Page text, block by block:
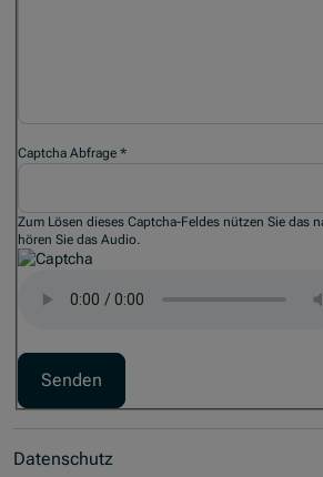
Captcha Abfrage*
Zum Lösen dieses Captcha-Feldes nützen Sie das
hören Sie das Audio.
Datenschutz